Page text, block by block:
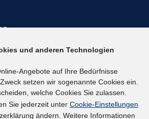
und anderen Technologien
Angebote auf Ihre Bedürfnisse
setzen wir sogenannte Cookies ein.
welche Cookies Sie zulassen.
Sie jederzeit unter Cookie-Einstellungen
ändern. Weitere Informationen